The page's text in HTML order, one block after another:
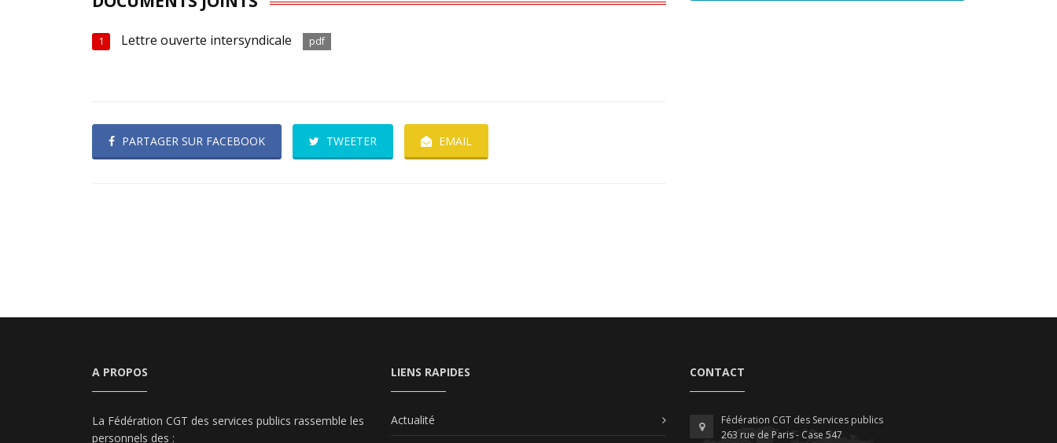
1 Lettre ouverte intersyndicale pdf
PARTAGER SUR FACEBOOK TWEETER EMAIL
A PROPOS
La Fédération CGT des services publics rassemble les
personnels des :
LIENS RAPIDES
Actualité
CONTACT
Fédération CGT des Services publics
263 rue de Paris - Case 547